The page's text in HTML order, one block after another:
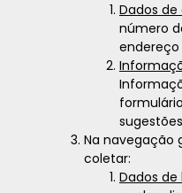
Dados
número
Na navegação
coletar:
Dados de